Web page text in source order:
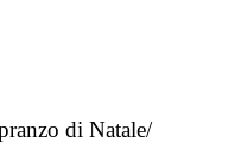
di Natale/